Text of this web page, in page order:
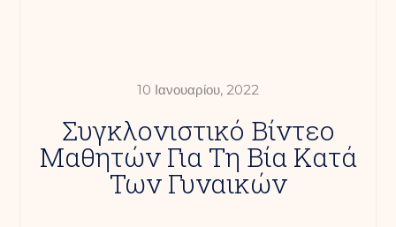
10 Ιανουαρίου, 2022
Συγκλονιστικό Βίντεο
Μαθητών Για Τη Βία Κατά
Των Γυναικών